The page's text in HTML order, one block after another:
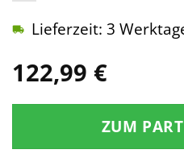
122,99 €
Lieferzeit: 3
ZUM